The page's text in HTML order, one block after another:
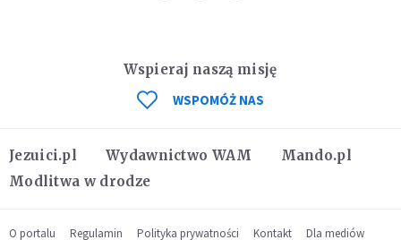
Jezuici.pl Wydawnictwo WAM
Mando.pl
Modlitwa w drodze
Wspieraj naszą misję
WSPOMÓŻ NAS
O portalu Regulamin Polityka prywatności Kontakt Dla mediów